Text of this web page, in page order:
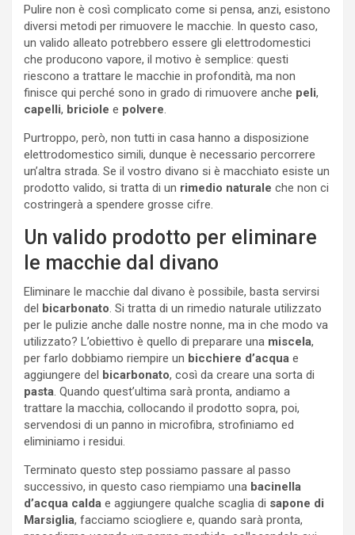
Pulire non è così complicato come si pensa, anzi, esistono
diversi metodi per rimuovere le macchie. In questo caso,
un valido alleato potrebbero essere gli elettrodomestici
che producono vapore, il motivo è semplice: questi
riescono a trattare le macchie in profondità, ma non
finisce qui perché sono in grado di rimuovere anche peli,
capelli, briciole e polvere.
Purtroppo, però, non tutti in casa hanno a disposizione
elettrodomestico simili, dunque è necessario percorrere
un’altra strada. Se il vostro divano si è macchiato esiste un
prodotto valido, si tratta di un rimedio naturale che non ci
costringerà a spendere grosse cifre.
Un valido prodotto per eliminare
le macchie dal divano
Eliminare le macchie dal divano è possibile, basta servirsi
del bicarbonato. Si tratta di un rimedio naturale utilizzato
per le pulizie anche dalle nostre nonne, ma in che modo va
utilizzato? L’obiettivo è quello di preparare una miscela,
per farlo dobbiamo riempire un bicchiere d’acqua e
aggiungere del bicarbonato, così da creare una sorta di
pasta. Quando quest’ultima sarà pronta, andiamo a
trattare la macchia, collocando il prodotto sopra, poi,
servendosi di un panno in microfibra, strofiniamo ed
eliminiamo i residui.
Terminato questo step possiamo passare al passo
successivo, in questo caso riempiamo una bacinella
d’acqua calda e aggiungere qualche scaglia di sapone di
Marsiglia, facciamo sciogliere e, quando sarà pronta,